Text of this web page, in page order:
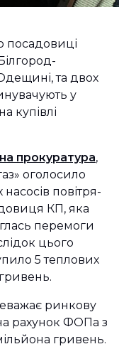
посадовиці
та двох
у
купівлі
прокуратура,
оголосило
повітря-
КП, яка
перемоги
цього
5 теплових
ринкову
рахунок ФОПа з
гривень.